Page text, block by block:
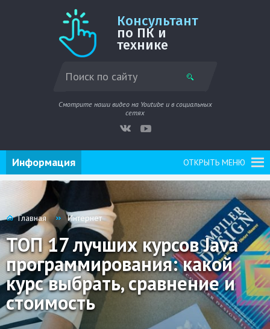
Консультант
по ПК и
технике
Смотрите наши видео на Youtube и в социальных
сетях
ОТКРЫТЬ МЕНЮ
Информация
Главная Интернет
ТОП 17 лучших курсов Java
программирования: какой
курс выбрать, сравнение и
стоимость